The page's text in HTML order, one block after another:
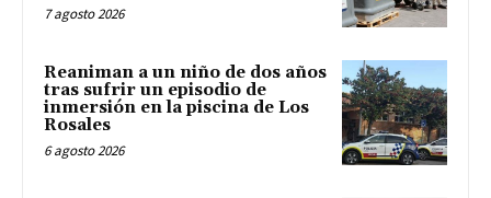
7 agosto 2026
Reaniman a un niño de dos años
tras sufrir un episodio de
inmersión en la piscina de Los
Rosales
6 agosto 2026